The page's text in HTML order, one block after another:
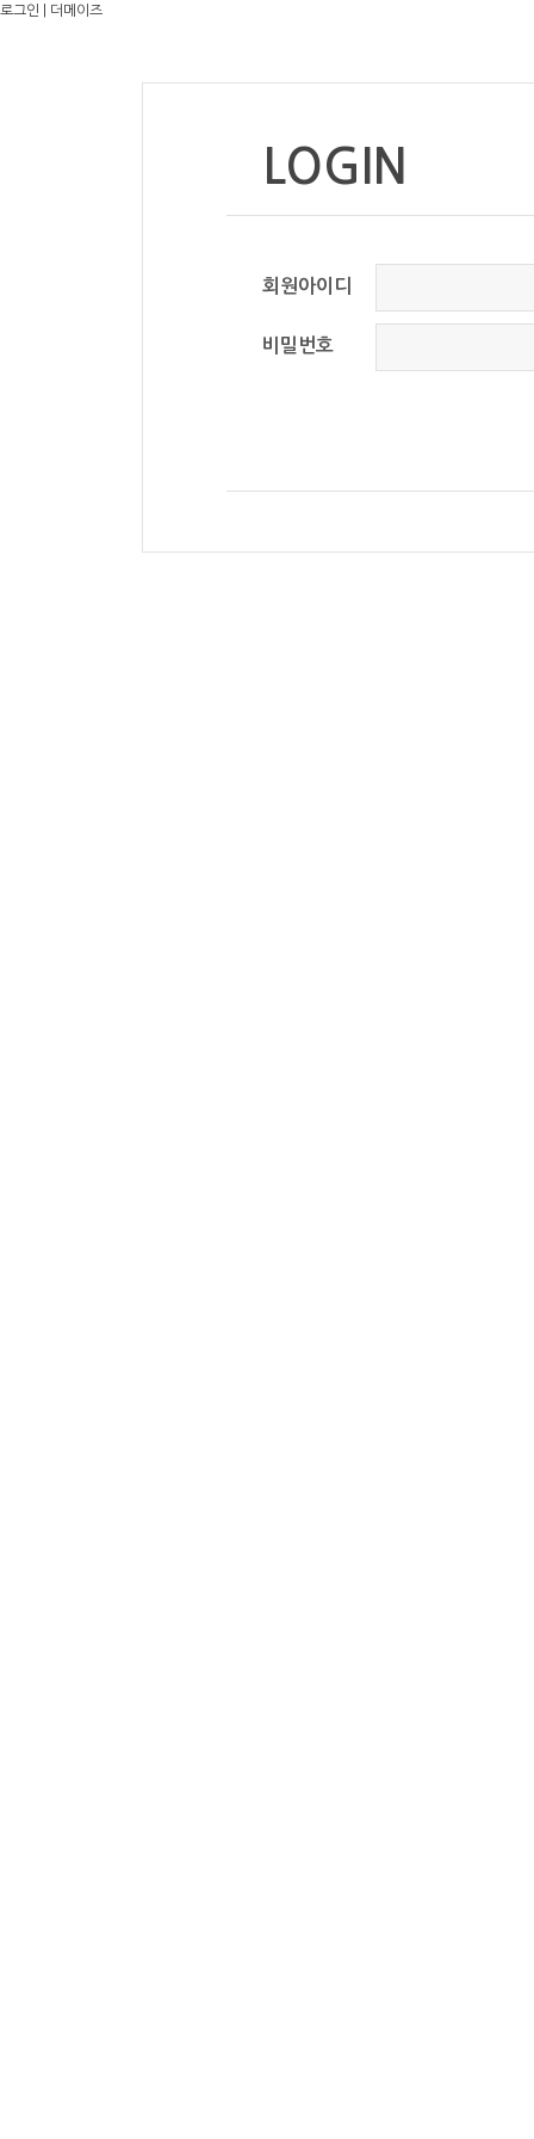
로그인 | 더메이즈
LOGIN
회원아이디
비밀번호